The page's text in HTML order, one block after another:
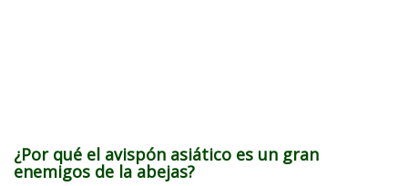
¿Por qué el avispón asiático es un gran
enemigos de la abejas?